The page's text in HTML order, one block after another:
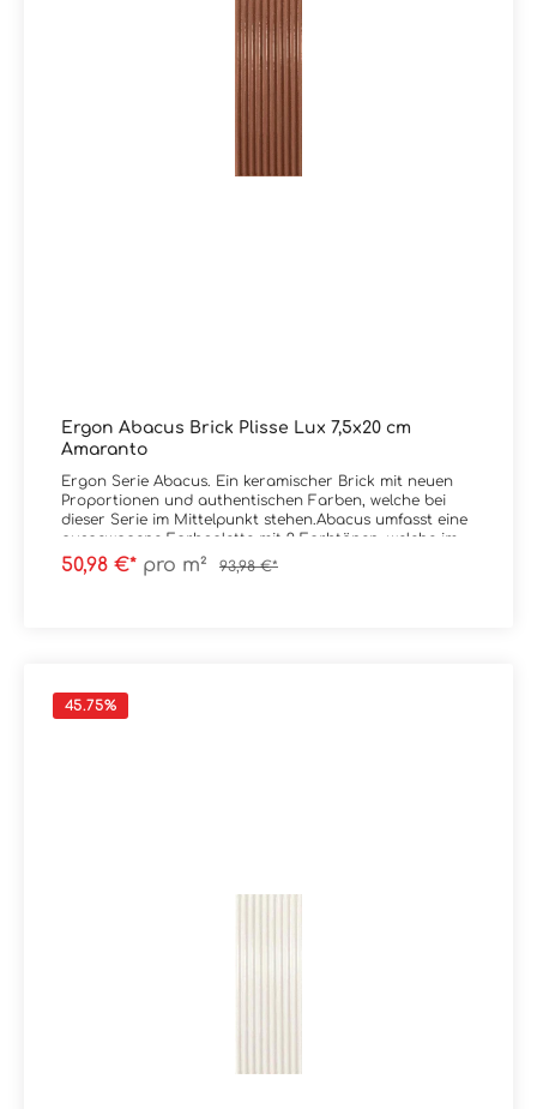
Ergon Abacus Brick Plisse Lux 7,5x20 cm
Amaranto
Ergon Serie Abacus. Ein keramischer Brick mit neuen
Proportionen und authentischen Farben, welche bei
dieser Serie im Mittelpunkt stehen.Abacus umfasst eine
ausgewogene Farbpalette mit 9 Farbtönen, welche im
Spektrum von sehr kräftig bis natürlich liegen.
Erhältlich ist die Serie im Format 7,5x20
50,98 €* pro m² 93,98 €*
45.75%